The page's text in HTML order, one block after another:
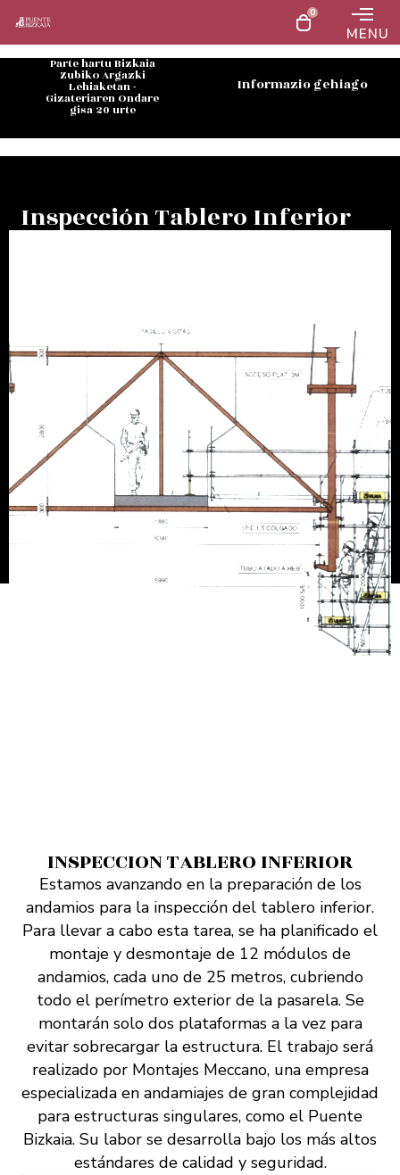
0
MENU
Parte hartu Bizkaia
Zubiko Argazki
Lehiaketan -
Gizateriaren Ondare
gisa 20 urte
Informazio gehiago
Inspección Tablero Inferior
INSPECCION TABLERO INFERIOR
Estamos avanzando en la preparación de los
andamios para la inspección del tablero inferior.
Para llevar a cabo esta tarea, se ha planificado el
montaje y desmontaje de 12 módulos de
andamios, cada uno de 25 metros, cubriendo
todo el perímetro exterior de la pasarela. Se
montarán solo dos plataformas a la vez para
evitar sobrecargar la estructura. El trabajo será
realizado por Montajes Meccano, una empresa
especializada en andamiajes de gran complejidad
para estructuras singulares, como el Puente
Bizkaia. Su labor se desarrolla bajo los más altos
estándares de calidad y seguridad.